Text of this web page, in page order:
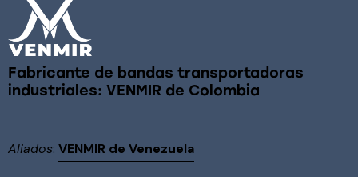
Fabricante de bandas transportadoras
industriales: VENMIR de Colombia
Aliados: VENMIR de Venezuela